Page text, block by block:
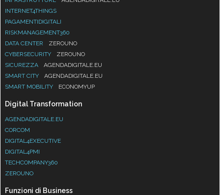
INTERNET4THINGS
PAGAMENTIDIGITALI
RISKMANAGEMENT360
DATA CENTER
ZEROUNO
CYBERSECURITY
ZEROUNO
SICUREZZA
AGENDADIGITALE.EU
SMART CITY
AGENDADIGITALE.EU
SMART MOBILITY
ECONOMYUP
Digital Transformation
AGENDADIGITALE.EU
CORCOM
DIGITAL4EXECUTIVE
DIGITAL4PMI
TECHCOMPANY360
ZEROUNO
Funzioni di Business